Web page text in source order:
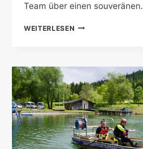
Team über einen
WEITERLESEN SIEG
DER
TIROLER
EINSATZKRÄFTE!